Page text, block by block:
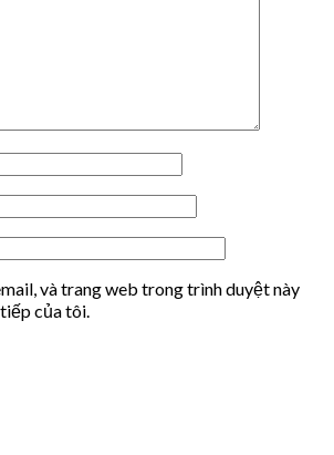
và trang web trong trình duyệt này
của tôi.